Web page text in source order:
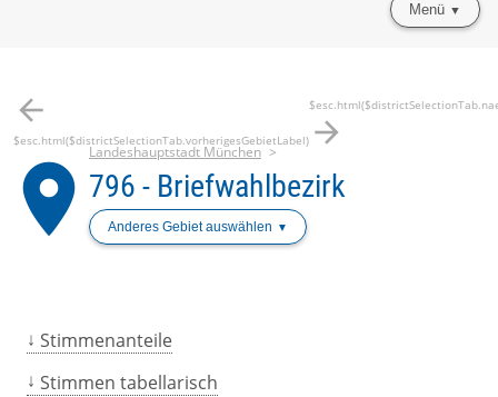
Menü
arrow_back
$esc.html($districtSelectionTab.vorherigesGebietLabel) arrow_forward
place
Landeshauptstadt München
796 - Briefwahlbezirk
Anderes Gebiet auswählen
Stimmenanteile
Stimmen tabellarisch